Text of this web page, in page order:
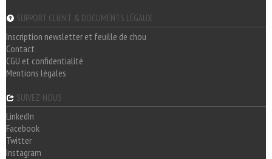
SUPPORT CLIENT & DOCUMENTS LÉGAUX
Inscription newsletter et feuille de chou
Contact
CGU et confidentialité
Mentions légales
SUIVEZ-NOUS
LinkedIn
Facebook
Twitter
Instagram